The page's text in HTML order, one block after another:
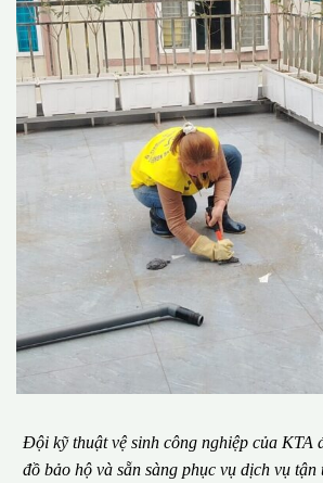
Đội kỹ thuật vệ sinh công nghiệp của KTA
đồ bảo hộ và sẵn sàng phục vụ dịch vụ tận